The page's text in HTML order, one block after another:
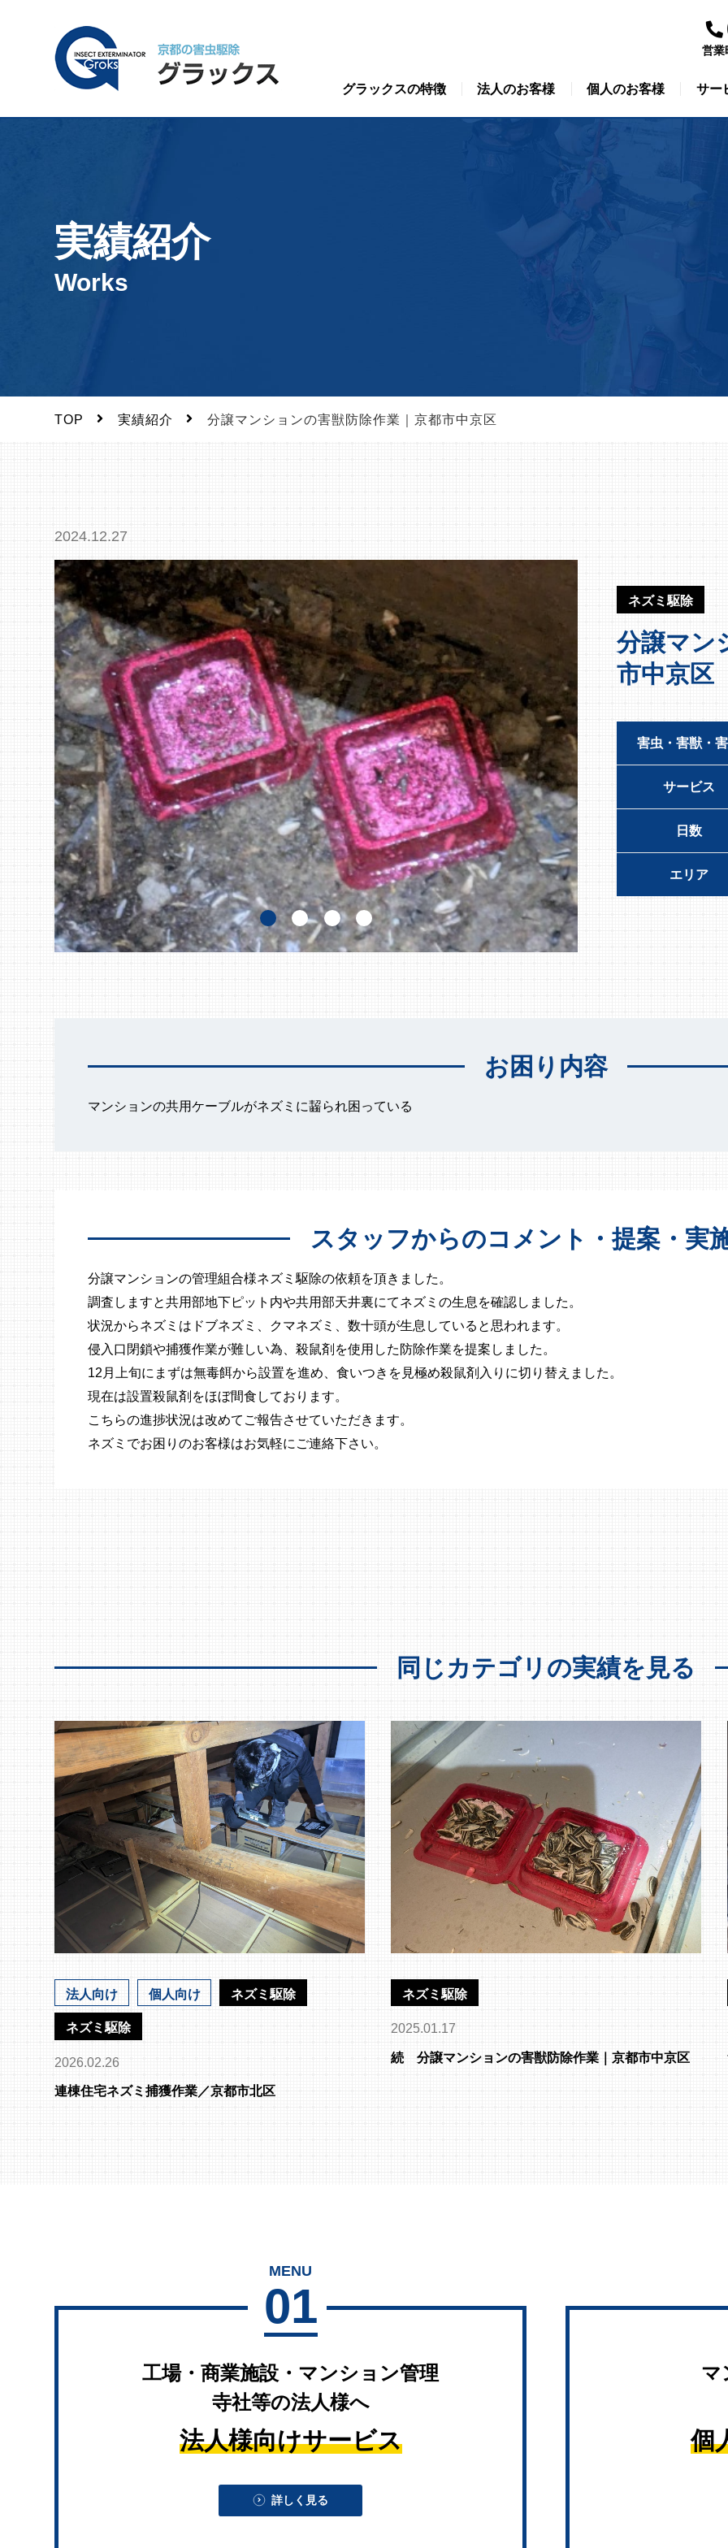
グラックスの特徴 法人のお客様 個人のお客様 サー
営業
実績紹介
Works
TOP 実績紹介 分譲マンションの害獣防除作業｜京都市中京区
2024.12.27
ネズミ駆除
分譲マン
市中京区
害虫・害獣・
サービス
日数
エリア
お困り内容
マンションの共用ケーブルがネズミに齧られ困っている
スタッフからのコメント・提案・ 実
分譲マンションの管理組合様ネズミ駆除の依頼を頂きました。
調査しますと共用部地下ピット内や共用部天井裏にてネズミの生息を確認しました。
状況からネズミはドブネズミ、クマネズミ、数十頭が生息していると思われます。
侵入口閉鎖や捕獲作業が難しい為、殺鼠剤を使用した防除作業を提案しました。
12月上旬にまずは無毒餌から設置を進め、食いつきを見極め殺鼠剤入りに切り替えました。
現在は設置殺鼠剤をほぼ間食しております。
こちらの進捗状況は改めてご報告させていただきます。
ネズミでお困りのお客様はお気軽にご連絡下さい。
同じカテゴリの実績を見る
法人向け 個人向け ネズミ駆除
ネズミ駆除
2026.02.26
連棟住宅ネズミ捕獲作業／京都市北区
ネズミ駆除
2025.01.17
続 分譲マンションの害獣防除作業｜京都市中京区
MENU
01
工場・商業施設・マンション管理
寺社等の法人様へ
法人様向けサービス
詳しく見る
マ
個